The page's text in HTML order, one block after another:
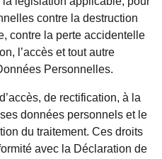
contre la destruction
contre la perte accidentelle
l’accès et tout autre
Personnelles.
de rectification, à la
données personnels et le
du traitement. Ces droits
avec la Déclaration de